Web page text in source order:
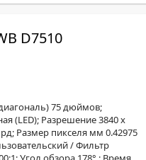
D7510
75 дюймов;
(LED); Разрешение 3840 x
Размер пикселя мм 0.42975
/ Фильтр